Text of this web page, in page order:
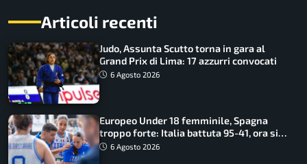
Articoli recenti
Judo, Assunta Scutto torna in gara al
Grand Prix di Lima: 17 azzurri convocati
6 Agosto 2026
Europeo Under 18 femminile, Spagna
troppo forte: Italia battuta 95-41, ora si
gioca il Mondiale
6 Agosto 2026